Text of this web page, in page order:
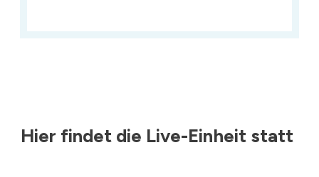
Hier findet die Live-Einheit statt